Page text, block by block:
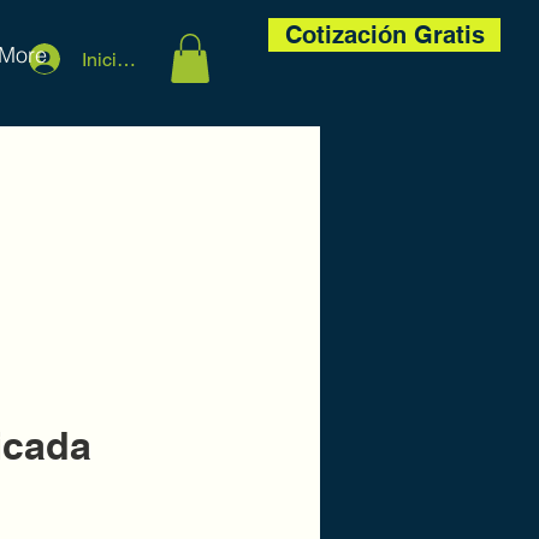
Iniciar sesión
Cotización Gratis
More